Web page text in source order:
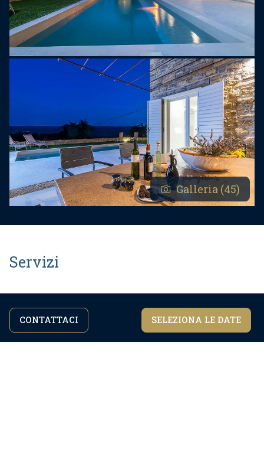
Galleria (45)
Servizi
Check In:
Check Out:
CONTATTACI SELEZIONA LE DATE
Continuando a navigare nel sito accetti la
nostrapolitica sulla privacy.
Sono d'accordo